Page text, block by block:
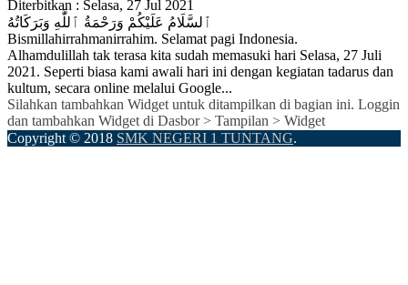
Diterbitkan : Selasa, 27 Jul 2021
ٱلسَّلَامُ عَلَيْكُمْ وَرَحْمَةُ ٱللَّٰهِ وَبَرَكَاتُهُ
Bismillahirrahmanirrahim. Selamat pagi Indonesia.
Alhamdulillah tak terasa kita sudah memasuki hari Selasa, 27 Juli
2021. Seperti biasa kami awali hari ini dengan kegiatan tadarus dan
kultum, secara online melalui Google...
Silahkan tambahkan Widget untuk ditampilkan di bagian ini. Loggin
dan tambahkan Widget di Dasbor > Tampilan > Widget
Copyright © 2018 SMK NEGERI 1 TUNTANG.